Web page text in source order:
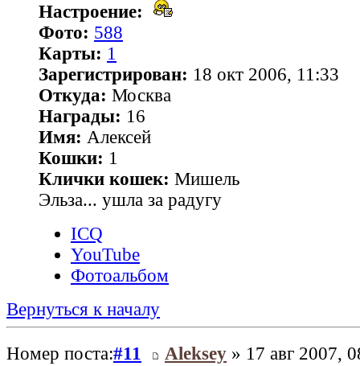
Настроение:
Фото: 588
Карты: 1
Зарегистрирован: 18 окт 2006, 11:33
Откуда: Москва
Награды: 16
Имя: Алексей
Кошки: 1
Клички кошек: Мишель
Эльза... ушла за радугу
ICQ
YouTube
Фотоальбом
Вернуться к началу
Номер поста:#11 Aleksey » 17 авг 2007,